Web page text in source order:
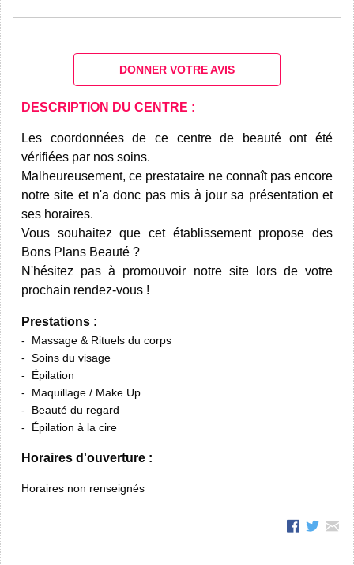
DONNER VOTRE AVIS
DESCRIPTION DU CENTRE :
Les coordonnées de ce centre de beauté ont été
vérifiées par nos soins.
Malheureusement, ce prestataire ne connaît pas encore
notre site et n'a donc pas mis à jour sa présentation et
ses horaires.
Vous souhaitez que cet établissement propose des
Bons Plans Beauté ?
N'hésitez pas à promouvoir notre site lors de votre
prochain rendez-vous !
Prestations :
Massage & Rituels du corps
Soins du visage
Épilation
Maquillage / Make Up
Beauté du regard
Épilation à la cire
Horaires d'ouverture :
Horaires non renseignés